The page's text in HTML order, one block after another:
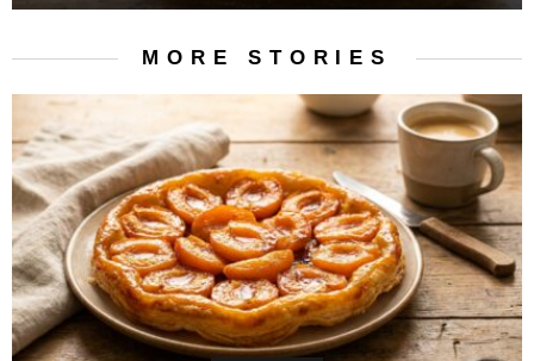
MORE STORIES